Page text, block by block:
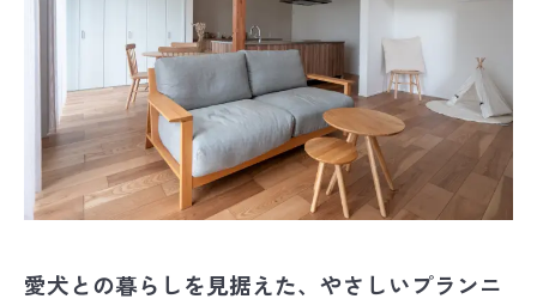
愛犬との暮らしを見据えた、やさしいプランニ